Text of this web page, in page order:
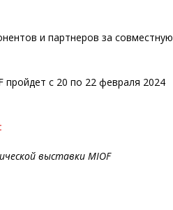
и партнеров за совместную
пройдет с 20 по 22 февраля 2024
выставки MIOF